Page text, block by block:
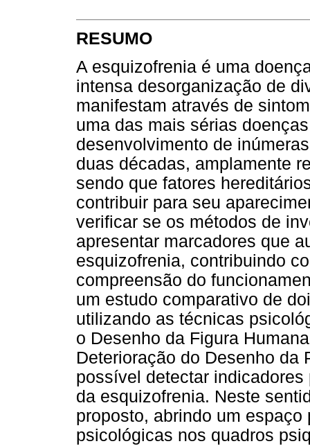
RESUMO
A esquizofrenia é uma
intensa desorganização de
manifestam através de
uma das mais sérias
desenvolvimento de
duas décadas, amplamente
sendo que fatores
contribuir para seu
verificar se os métodos de
apresentar marcadores que
esquizofrenia, contribuindo
compreensão do
um estudo comparativo de
utilizando as técnicas
o Desenho da Figura
Deterioração do Desenho da
possível detectar
da esquizofrenia. Neste
proposto, abrindo um
psicológicas nos quadros